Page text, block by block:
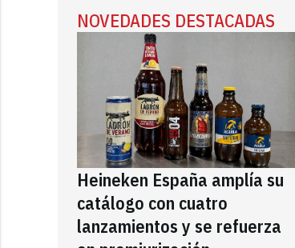
NOVEDADES DESTACADAS
Heineken España amplía su
catálogo con cuatro
lanzamientos y se refuerza